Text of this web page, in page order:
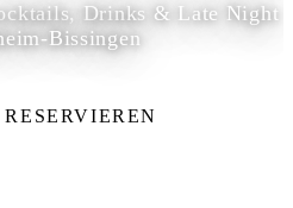
Drinks & Late Night
Bissingen